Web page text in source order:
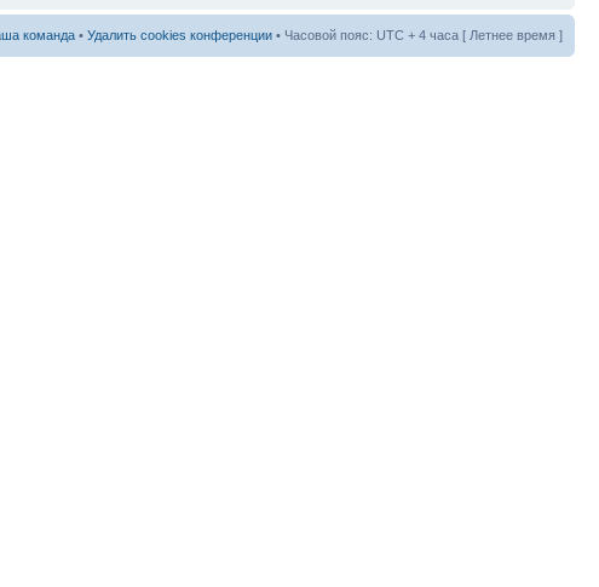
команда • Удалить cookies конференции • Часовой пояс: UTC + 4 часа [ Летнее время ]